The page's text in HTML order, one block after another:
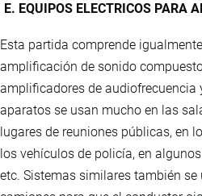
E. EQUIPOS ELECTRICOS PARA
Esta partida comprende
amplificación de sonido
amplificadores de audiofrecuencia
aparatos se usan mucho en las
lugares de reuniones públicas, en
los vehículos de policía, en
etc. Sistemas similares también